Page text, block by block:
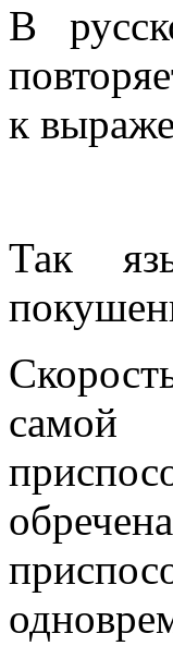
В
к
Так
самой